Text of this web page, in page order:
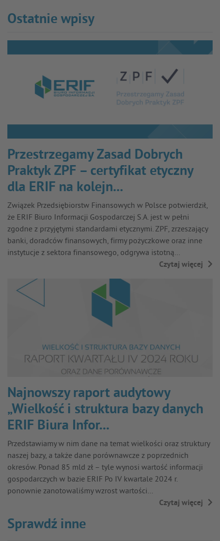
Ostatnie wpisy
Przestrzegamy Zasad Dobrych
Praktyk ZPF – certyfikat etyczny
dla ERIF na kolejn...
Związek Przedsiębiorstw Finansowych w Polsce potwierdził,
że ERIF Biuro Informacji Gospodarczej S.A. jest w pełni
zgodne z przyjętymi standardami etycznymi. ZPF, zrzeszający
banki, doradców finansowych, firmy pożyczkowe oraz inne
instytucje z sektora finansowego, odgrywa istotną…
Czytaj więcej
Najnowszy raport audytowy
„Wielkość i struktura bazy danych
ERIF Biura Infor...
Przedstawiamy w nim dane na temat wielkości oraz struktury
naszej bazy, a także dane porównawcze z poprzednich
okresów. Ponad 85 mld zł – tyle wynosi wartość informacji
gospodarczych w bazie ERIF Po IV kwartale 2024 r.
ponownie zanotowaliśmy wzrost wartości…
Czytaj więcej
Sprawdź inne